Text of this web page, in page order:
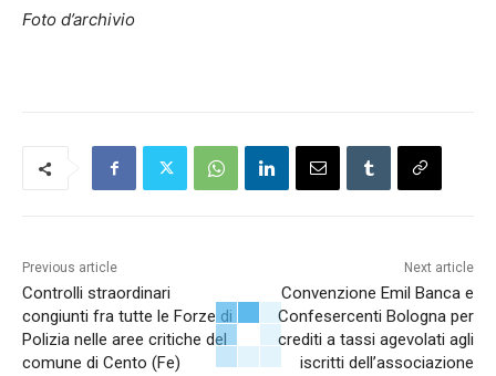
Foto d’archivio
Previous article
Controlli straordinari
congiunti fra tutte le Forze di
Polizia nelle aree critiche del
comune di Cento (Fe)
Next article
Convenzione Emil Banca e
Confesercenti Bologna per
crediti a tassi agevolati agli
iscritti dell’associazione